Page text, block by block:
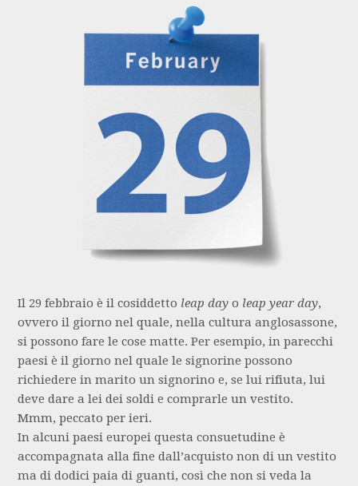
Il 29 febbraio è il cosiddetto leap day o leap year day,
ovvero il giorno nel quale, nella cultura anglosassone,
si possono fare le cose matte. Per esempio, in parecchi
paesi è il giorno nel quale le signorine possono
richiedere in marito un signorino e, se lui rifiuta, lui
deve dare a lei dei soldi e comprarle un vestito.
Mmm, peccato per ieri.
In alcuni paesi europei questa consuetudine è
accompagnata alla fine dall’acquisto non di un vestito
ma di dodici paia di guanti, così che non si veda la